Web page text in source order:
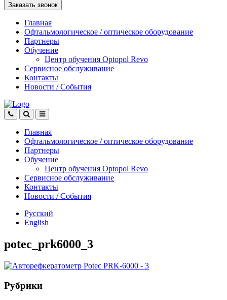
Заказать звонок
Главная
Офтальмологическое / оптическое оборудование
Партнеры
Обучение
Центр обучения Оptopol Revo
Сервисное обслуживание
Контакты
Новости / События
Главная
Офтальмологическое / оптическое оборудование
Партнеры
Обучение
Центр обучения Оptopol Revo
Сервисное обслуживание
Контакты
Новости / События
Русский
English
potec_prk6000_3
Рубрики